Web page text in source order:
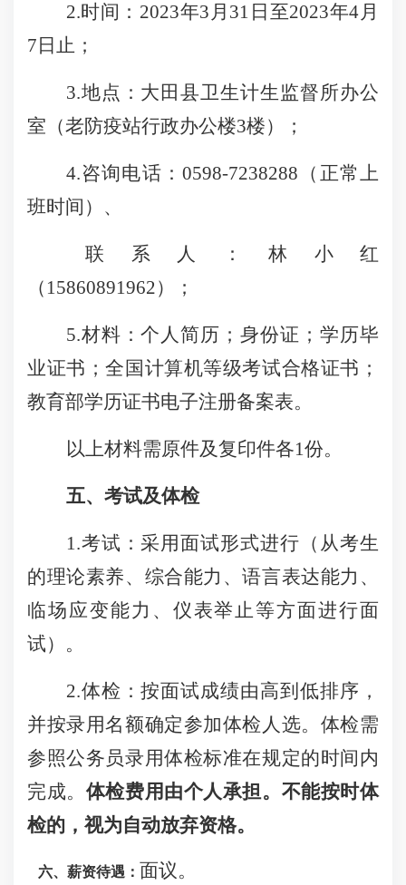
2.时间：2023年3 月 31 日至2023年4月
7 日止；
3.地点：大田县卫生计生监督所办公
室 （老防疫站行政办公楼3楼） ；
4.咨询电话：0598-7238288 （正常上
班时间） 、
联 系
人：林小红
（ 15860891962）；
5.材料：个人简历；身份证；学历毕
业证书 ； 全国计算机等级考试合格证书；
教育部学历证书电子注册备案表。
以上材料需原件及复印件各1份。
五、 考试及体检
1.考试： 采用面试形式进行（从考生
的理论素养、综合能力、语言表达能力、
临场应变能力、仪表举止等方面进行面
试）。
2.体检：按面试成绩由高到低排序，
并按录用名额确定参加体检人选。体检需
参照公务员录用体检标准在规定的时间内
完成。 体检费用由个人承担。不能按时体
检的，视为自动放弃资格。
六、薪资待遇： 面议。